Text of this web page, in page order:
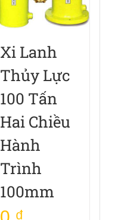
Xi Lanh
Thủy Lực
100 Tấn
Hai Chiều
Hành
Trình
100mm